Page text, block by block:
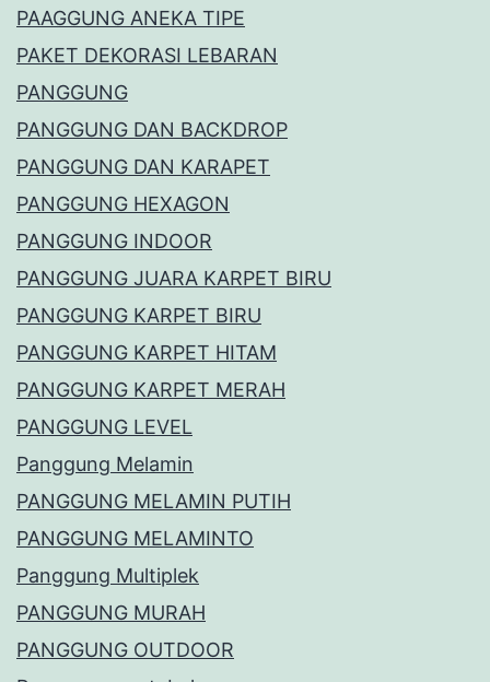
PAAGGUNG ANEKA TIPE
PAKET DEKORASI LEBARAN
PANGGUNG
PANGGUNG DAN BACKDROP
PANGGUNG DAN KARAPET
PANGGUNG HEXAGON
PANGGUNG INDOOR
PANGGUNG JUARA KARPET BIRU
PANGGUNG KARPET BIRU
PANGGUNG KARPET HITAM
PANGGUNG KARPET MERAH
PANGGUNG LEVEL
Panggung Melamin
PANGGUNG MELAMIN PUTIH
PANGGUNG MELAMINTO
Panggung Multiplek
PANGGUNG MURAH
PANGGUNG OUTDOOR